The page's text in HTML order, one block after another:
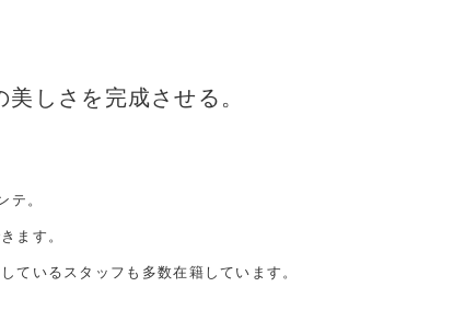
美しさを完成させる。
テ。
ます。
ているスタッフも多数在籍しています。